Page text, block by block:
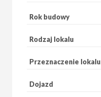
Rok budowy
Rodzaj lokalu
Przeznaczenie lokalu
Dojazd